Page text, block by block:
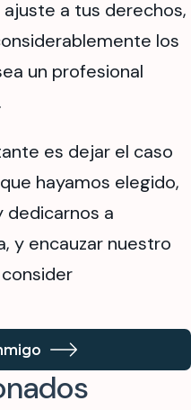
a tus derechos,
los
un profesional
es dejar el caso
hayamos elegido,
dedicarnos a
y encauzar nuestro